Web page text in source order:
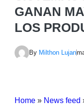
GANAN
LOS
By Milthon Lujan
Home » News feed